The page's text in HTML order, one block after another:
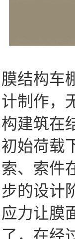
膜结构车
计制作，
构建筑在
初始荷载
索、索件
步的设计
应力让膜